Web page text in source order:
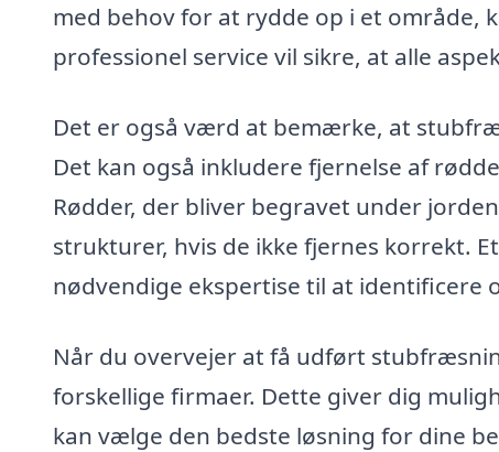
med behov for at rydde op i et område,
professionel service vil sikre, at alle
Det er også værd at bemærke, at
Det kan også inkludere fjernelse af
Rødder, der bliver begravet under
strukturer, hvis de ikke fjernes korrekt.
nødvendige ekspertise til at identificere
Når du overvejer at få udført
forskellige firmaer. Dette giver dig
kan vælge den bedste løsning for dine